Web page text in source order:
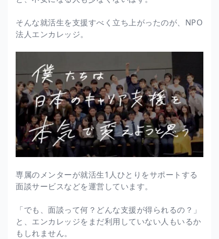
そんな就活生を支援すべく立ち上がったのが、NPO
法人エンカレッジ。
専属のメンターが就活生1人ひとりをサポートする
面談サービスなどを運営しています。
「でも、面談って何？どんな支援が得られるの？」
と、エンカレッジをまだ利用していない人もいるか
もしれません。